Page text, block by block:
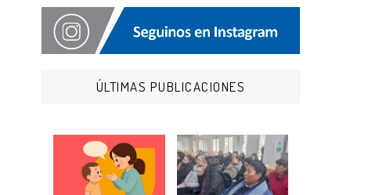
ÚLTIMAS PUBLICACIONES